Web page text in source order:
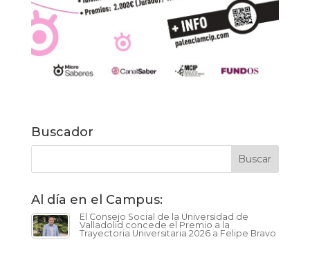
Buscador
Al día en el Campus:
El Consejo Social de la Universidad de
Valladolid concede el Premio a la
Trayectoria Universitaria 2026 a Felipe Bravo